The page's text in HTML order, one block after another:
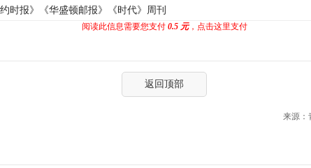
时报》《华盛顿邮报》《时代》周刊
阅读此信息需要您支付 0.5 元，点击这里支付
返回顶部
来源：